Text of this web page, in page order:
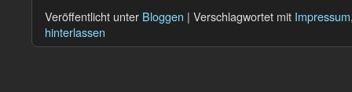
Veröffentlicht unter Bloggen | Verschlagwortet mit Impressum
hinterlassen